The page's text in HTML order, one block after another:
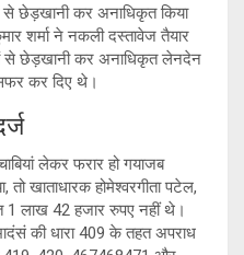
से छेड़खानी कर अनाधिकृत किया
शर्मा ने नकली दस्तावेज तैयार
से छेड़खानी कर अनाधिकृत लेनदेन
कर दिए थे।
लेकर फरार हो गयाजब
खाताधारक होमेश्वरगीता पटेल,
1 लाख 42 हजार रुपए नहीं थे।
की धारा 409 के तहत अपराध